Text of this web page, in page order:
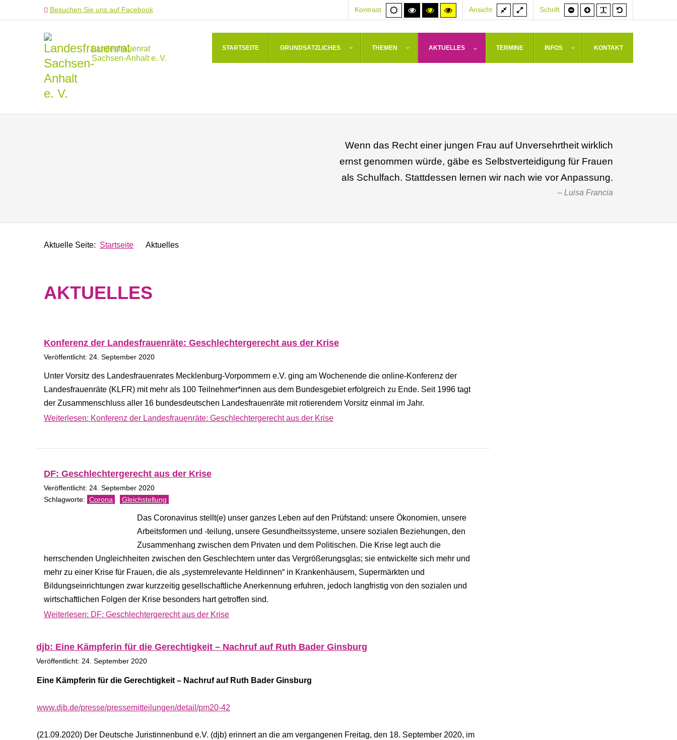
Besuchen Sie uns auf Facebook Kontrast
Normale
Ansicht
Hoher
Kontrast
Hoher
Kontrast
Hoher
Kontrast
Ansicht
Feste
Breite
Volle
Breite
Schrift
Schrift
kleiner
Schrift
größer
Landesfrauenrat
Sachsen-Anhalt e. V.
STARTSEITE GRUNDSÄTZLICHES THEMEN AKTUELLES TERMINE INFOS KONTAKT
Wenn das Recht einer jungen Frau auf Unversehrtheit wirklich
ernst genommen würde, gäbe es Selbstverteidigung für Frauen
als Schulfach. Stattdessen lernen wir nach wie vor Anpassung.
Luisa Francia
Aktuelle Seite: Startseite Aktuelles
AKTUELLES
Konferenz der Landesfrauenräte: Geschlechtergerecht aus der Krise
Veröffentlicht: 24. September 2020
Unter Vorsitz des Landesfrauenrates Mecklenburg-Vorpommern e.V. ging am Wochenende die online-Konferenz der
Landesfrauenräte (KLFR) mit mehr als 100 Teilnehmer*innen aus dem Bundesgebiet erfolgreich zu Ende. Seit 1996 tagt
der Zusammenschluss aller 16 bundesdeutschen Landesfrauenräte mit rotierendem Vorsitz einmal im Jahr.
Weiterlesen: Konferenz der Landesfrauenräte: Geschlechtergerecht aus der Krise
DF: Geschlechtergerecht aus der Krise
Veröffentlicht: 24. September 2020
Corona Gleichstellung
Das Coronavirus stellt(e) unser ganzes Leben auf den Prüfstand: unsere Ökonomien, unsere
Arbeitsformen und -teilung, unsere Gesundheitssysteme, unsere sozialen Beziehungen, den
Zusammenhang zwischen dem Privaten und dem Politischen. Die Krise legt auch die
herrschenden Ungleichheiten zwischen den Geschlechtern unter das Vergrößerungsglas; sie entwickelte sich mehr und
mehr zu einer Krise für Frauen, die als „systemrelevante Heldinnen“ in Krankenhäusern, Supermärkten und
Bildungseinrichtungen zwar kurzzeitig gesellschaftliche Anerkennung erfuhren, jedoch langfristig von den sozialen und
wirtschaftlichen Folgen der Krise besonders hart getroffen sind.
Weiterlesen: DF: Geschlechtergerecht aus der Krise
djb: Eine Kämpferin für die Gerechtigkeit – Nachruf auf Ruth Bader Ginsburg
Veröffentlicht: 24. September 2020
Eine Kämpferin für die Gerechtigkeit – Nachruf auf Ruth Bader Ginsburg
www.djb.de/presse/pressemitteilungen/detail/pm20-42
(21.09.2020) Der Deutsche Juristinnenbund e.V. (djb) erinnert an die am vergangenen Freitag, den 18. September 2020, im